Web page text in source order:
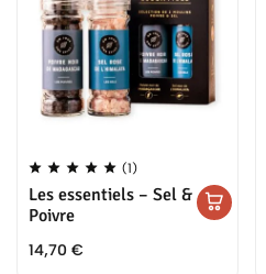
(1)
Les essentiels – Sel &
Poivre
14,70 €